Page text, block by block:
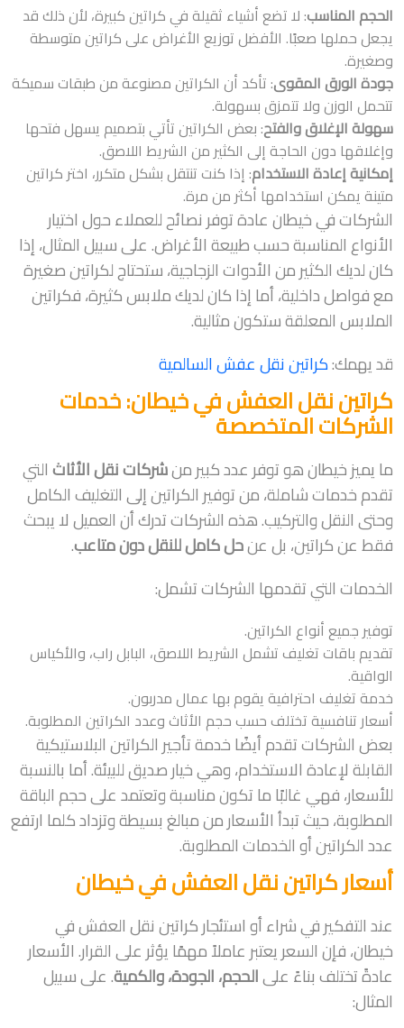
الحجم المناسب: لا تضع أشياء ثقيلة في كراتين كبيرة، لأن ذلك قد
يجعل حملها صعبًا. الأفضل توزيع الأغراض على كراتين متوسطة
وصغيرة.
جودة الورق المقوى: تأكد أن الكراتين مصنوعة من طبقات سميكة
تتحمل الوزن ولا تتمزق بسهولة.
سهولة الإغلاق والفتح: بعض الكراتين تأتي بتصميم يسهل فتحها
وإغلاقها دون الحاجة إلى الكثير من الشريط اللاصق.
إمكانية إعادة الاستخدام: إذا كنت تنتقل بشكل متكرر، اختر كراتين
متينة يمكن استخدامها أكثر من مرة.
الشركات في خيطان عادة توفر نصائح للعملاء حول اختيار
الأنواع المناسبة حسب طبيعة الأغراض. على سبيل المثال، إذا
كان لديك الكثير من الأدوات الزجاجية، ستحتاج لكراتين صغيرة
مع فواصل داخلية، أما إذا كان لديك ملابس كثيرة، فكراتين
الملابس المعلقة ستكون مثالية.
قد يهمك:كراتين نقل عفش السالمية
كراتين نقل العفش في خيطان: خدمات
الشركات المتخصصة
ما يميز خيطان هو توفر عدد كبير منشركات نقل الأثاثالتي
تقدم خدمات شاملة، من توفير الكراتين إلى التغليف الكامل
وحتى النقل والتركيب. هذه الشركات تدرك أن العميل لا يبحث
فقط عن كراتين، بل عنحل كامل للنقل دون متاعب.
الخدمات التي تقدمها الشركات تشمل:
توفير جميع أنواع الكراتين.
تقديم باقات تغليف تشمل الشريط اللاصق، البابل راب، والأكياس
الواقية.
خدمة تغليف احترافية يقوم بها عمال مدربون.
أسعار تنافسية تختلف حسب حجم الأثاث وعدد الكراتين المطلوبة.
بعض الشركات تقدم أيضًا خدمة تأجير الكراتين البلاستيكية
القابلة لإعادة الاستخدام، وهي خيار صديق للبيئة. أما بالنسبة
للأسعار، فهي غالبًا ما تكون مناسبة وتعتمد على حجم الباقة
المطلوبة، حيث تبدأ الأسعار من مبالغ بسيطة وتزداد كلما ارتفع
عدد الكراتين أو الخدمات المطلوبة.
أسعار كراتين نقل العفش في خيطان
عند التفكير في شراء أو استئجار كراتين نقل العفش في
خيطان، فإن السعر يعتبر عاملاً مهمًا يؤثر على القرار. الأسعار
عادةً تختلف بناءً علىالحجم، الجودة، والكمية. على سبيل
المثال: